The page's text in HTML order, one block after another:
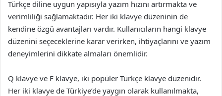
Türkçe diline uygun yapısıyla yazım hızını artırmakta ve
verimliliği sağlamaktadır. Her iki klavye düzeninin de
kendine özgü avantajları vardır. Kullanıcıların hangi klavye
düzenini seçeceklerine karar verirken, ihtiyaçlarını ve yazım
deneyimlerini dikkate almaları önemlidir.
Q klavye ve F klavye, iki popüler Türkçe klavye düzenidir.
Her iki klavye de Türkiye’de yaygın olarak kullanılmakta,